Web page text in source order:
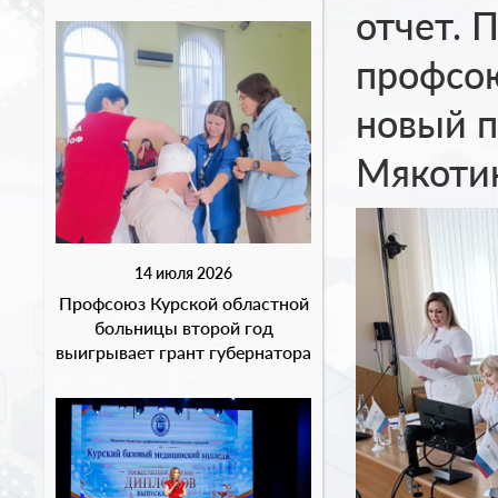
14 июля 2026
Профсоюз Курской областной
больницы второй год
выигрывает грант губернатора
отчет.
новый